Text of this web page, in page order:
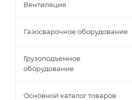
Вентиляция
Газосварочное оборудование
Грузоподъемное
оборудование
Основной каталог товаров